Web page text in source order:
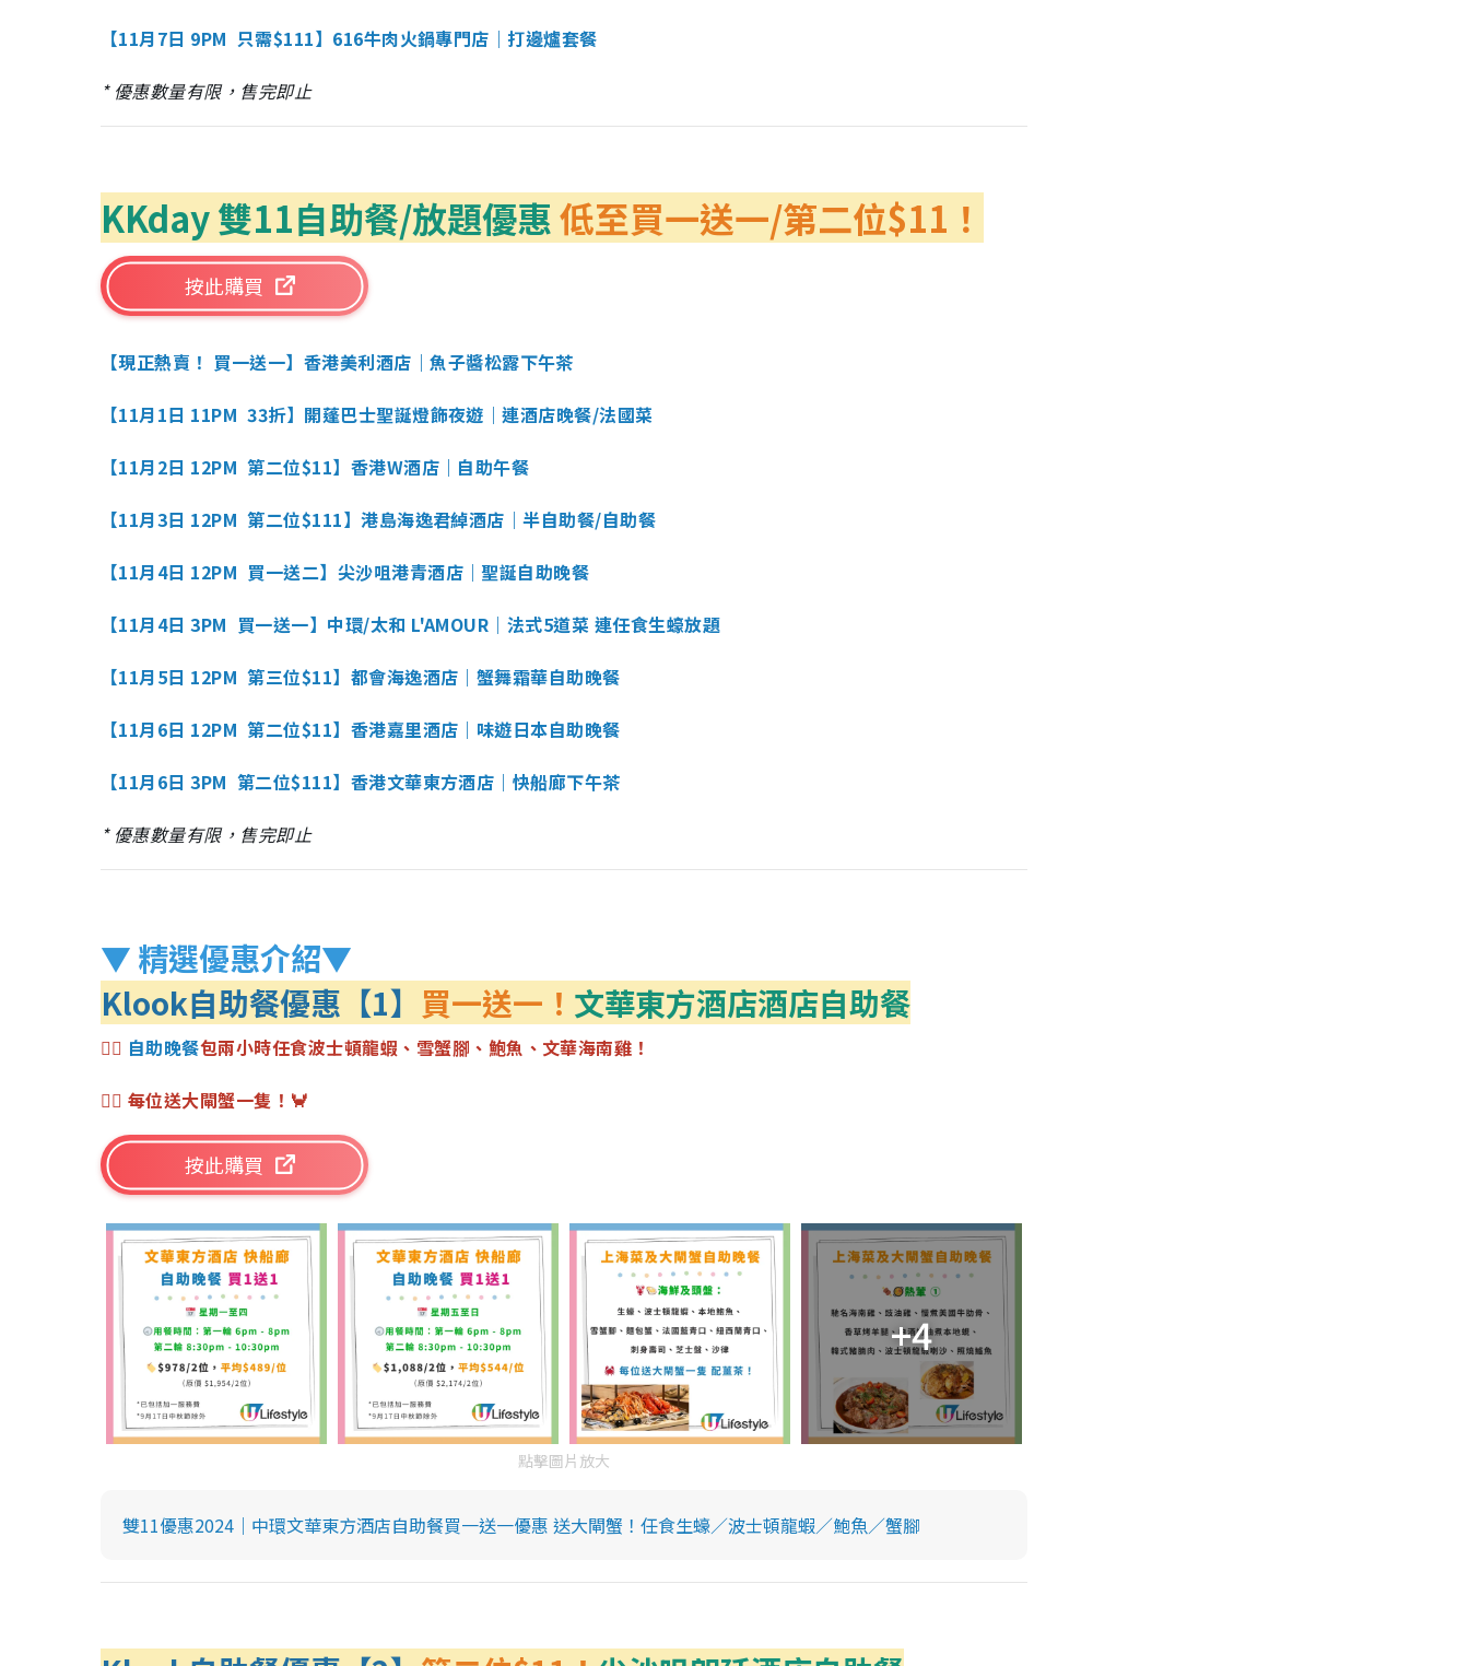
【11月7日 9PM 只需$111】616牛肉火鍋專門店 ｜打邊爐套餐
* 優惠數量有限，售完即止
KKday 雙11自助餐/放題優惠低至買一送一/第二位$11！
按此購買
【現正熱賣！ 買一送一】香港美利酒店｜魚子醬松露下午茶
【11月1日 11PM 33折】開蓬巴士聖誕燈飾夜遊｜連酒店晚餐/法國菜
【11月2日 12PM 第二位$11】香港W酒店｜自助午餐
【11月3日 12PM 第二位$111】港島海逸君綽酒店｜半自助餐/自助餐
【11月4日 12PM 買一送二】尖沙咀港青酒店｜聖誕自助晚餐
【11月4日 3PM 買一送一】中環/太和 L'AMOUR｜法式5道菜 連任食生蠔放題
【11月5日 12PM 第三位$11】都會海逸酒店｜蟹舞霜華自助晚餐
【11月6日 12PM 第二位$11】香港嘉里酒店｜味遊日本自助晚餐
【11月6日 3PM 第二位$111】香港文華東方酒店｜快船廊下午茶
* 優惠數量有限，售完即止
▼ 精選優惠介紹▼
Klook自助餐優惠【1】 買一送一！ 文華東方酒店酒店自助餐
👉🏻 自助晚餐包兩小時任食波士頓龍蝦、雪蟹腳、鮑魚、文華海南雞！
👉🏻 每位送大閘蟹一隻！🦀
按此購買
+4
點擊圖片放大
雙11優惠2024｜中環文華東方酒店自助餐買一送一優惠 送大閘蟹！任食生蠔／波士頓龍蝦／鮑魚／蟹腳